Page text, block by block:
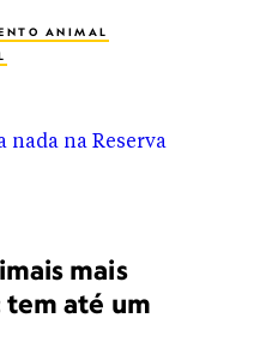
ANIMAL
mais
até um